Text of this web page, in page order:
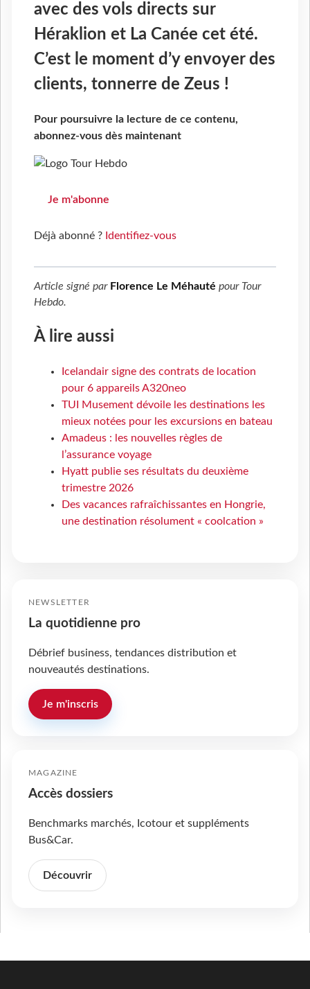
avec des vols directs sur
Héraklion et La Canée cet été.
C’est le moment d’y envoyer des
clients, tonnerre de Zeus !
Pour poursuivre la lecture de ce contenu,
abonnez-vous dès maintenant
Je m'abonne
Déjà abonné ? Identifiez-vous
Article signé par Florence Le Méhauté pour Tour
Hebdo.
À lire aussi
Icelandair signe des contrats de location
pour 6 appareils A320neo
TUI Musement dévoile les destinations les
mieux notées pour les excursions en bateau
Amadeus : les nouvelles règles de
l’assurance voyage
Hyatt publie ses résultats du deuxième
trimestre 2026
Des vacances rafraîchissantes en Hongrie,
une destination résolument « coolcation »
NEWSLETTER
La quotidienne pro
Débrief business, tendances distribution et
nouveautés destinations.
Je m'inscris
MAGAZINE
Accès dossiers
Benchmarks marchés, Icotour et suppléments
Bus&Car.
Découvrir